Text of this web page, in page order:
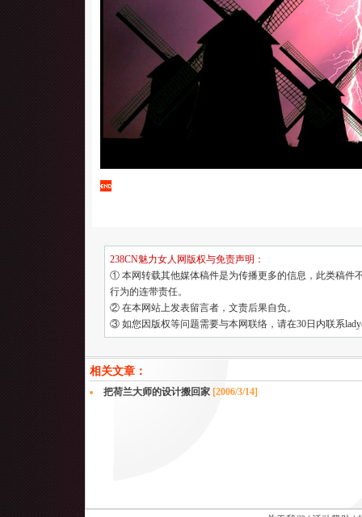
238CN魅力女人网版权与免责声明：
① 本网转载其他媒体稿件是为传播更多的信息，此类稿件
行为的连带责任。
② 在本网站上发表留言者，文责后果自负。
③ 如您因版权等问题需要与本网联络，请在30日内联系
相关文章：
把荷兰大师的设计搬回家 [2006/3/14]